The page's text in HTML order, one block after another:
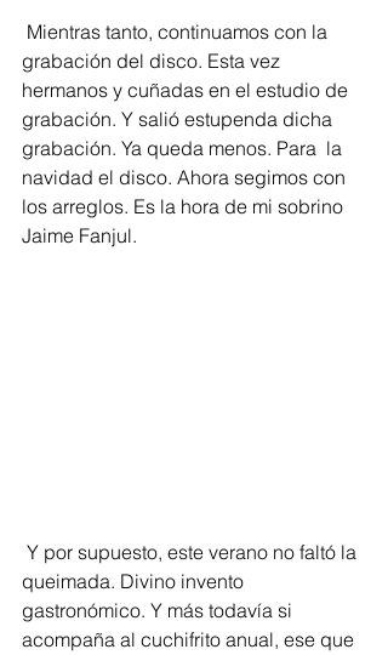
grabación del disco. Esta vez
hermanos y cuñadas en el estudio de
grabación. Y salió estupenda dicha
grabación. Ya queda menos. Para  la
navidad el disco. Ahora segimos con
los arreglos. Es la hora de mi sobrino
Jaime Fanjul.
queimada. Divino invento
gastronómico. Y más todavía si
acompaña al cuchifrito anual, ese que